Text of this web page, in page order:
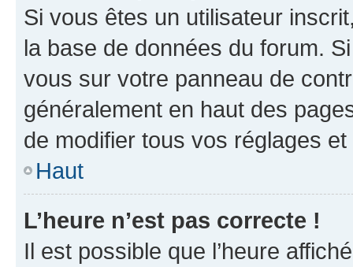
Si vous êtes un utilisateur
la base de données du forum.
vous sur votre panneau de
généralement en haut des
de modifier tous vos réglages
Haut
L’heure n’est pas correcte !
Il est possible que l’heure